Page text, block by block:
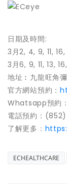
日期及時間:
3月2, 4, 9, 11,
3月6, 9, 11, 13,
地址︰九龍旺角
官方網站預約：
Whatsapp預約
電話預約：(852)
了解更多：
ECHEALTHCARE